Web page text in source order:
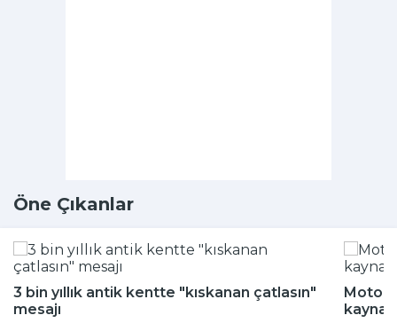
Öne Çıkanlar
3 bin yıllık antik kentte "kıskanan çatlasın"
mesajı